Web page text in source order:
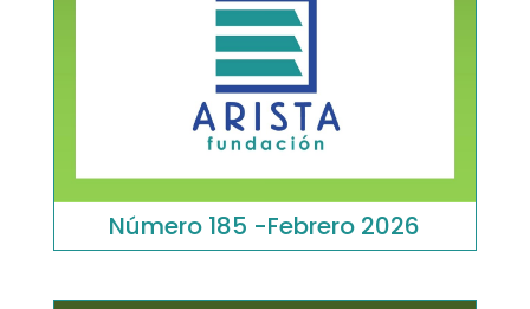
Número 185 -Febrero 2026